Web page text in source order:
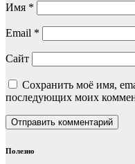
Имя *
Email *
Сайт
Сохранить моё имя,
последующих моих
Полезно